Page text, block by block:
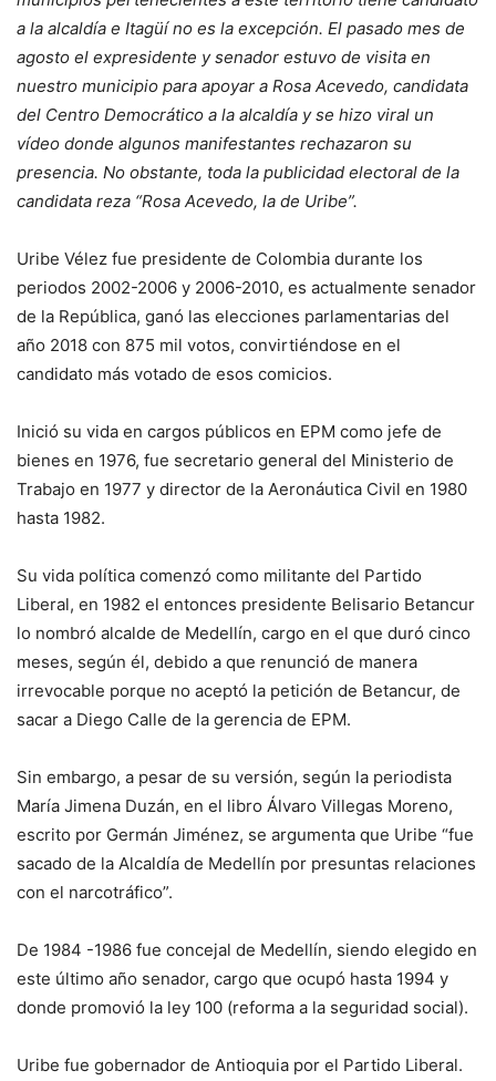
a la alcaldía e Itagüí no es la excepción. El pasado mes de
agosto el expresidente y senador estuvo de visita en
nuestro municipio para apoyar a Rosa Acevedo, candidata
del Centro Democrático a la alcaldía y se hizo viral un
vídeo donde algunos manifestantes rechazaron su
presencia. No obstante, toda la publicidad electoral de la
candidata reza “Rosa Acevedo, la de Uribe”.
Uribe Vélez fue presidente de Colombia durante los
periodos 2002-2006 y 2006-2010, es actualmente senador
de la República, ganó las elecciones parlamentarias del
año 2018 con 875 mil votos, convirtiéndose en el
candidato más votado de esos comicios.
Inició su vida en cargos públicos en EPM como jefe de
bienes en 1976, fue secretario general del Ministerio de
Trabajo en 1977 y director de la Aeronáutica Civil en 1980
hasta 1982.
Su vida política comenzó como militante del Partido
Liberal, en 1982 el entonces presidente Belisario Betancur
lo nombró alcalde de Medellín, cargo en el que duró cinco
meses, según él, debido a que renunció de manera
irrevocable porque no aceptó la petición de Betancur, de
sacar a Diego Calle de la gerencia de EPM.
Sin embargo, a pesar de su versión, según la periodista
María Jimena Duzán, en el libro Álvaro Villegas Moreno,
escrito por Germán Jiménez, se argumenta que Uribe “fue
sacado de la Alcaldía de Medellín por presuntas relaciones
con el narcotráfico”.
De 1984 -1986 fue concejal de Medellín, siendo elegido en
este último año senador, cargo que ocupó hasta 1994 y
donde promovió la ley 100 (reforma a la seguridad social).
Uribe fue gobernador de Antioquia por el Partido Liberal.